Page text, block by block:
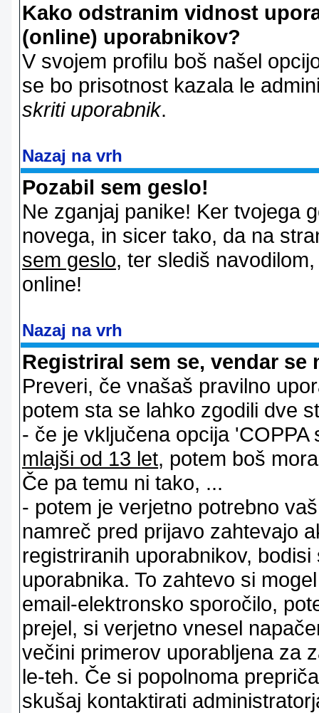
Kako odstranim vidnost
(online) uporabnikov?
V svojem profilu boš našel
se bo prisotnost kazala le
skriti uporabnik.
Nazaj na vrh
Pozabil sem geslo!
Ne zganjaj panike! Ker tvojega
novega, in sicer tako, da na
sem geslo, ter slediš
online!
Nazaj na vrh
Registriral sem se, vendar
Preveri, če vnašaš pravilno
potem sta se lahko zgodili dve
- če je vključena opcija
mlajši od 13 let, potem boš
Če pa temu ni tako, ...
- potem je verjetno potrebno
namreč pred prijavo zahtevajo
registriranih uporabnikov,
uporabnika. To zahtevo si
email-elektronsko sporočilo,
prejel, si verjetno vnesel
večini primerov uporabljena za
le-teh. Če si popolnoma
skušaj kontaktirati